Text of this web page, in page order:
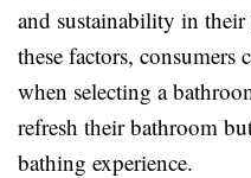
and sustainability in
these factors, consumers
when selecting a
refresh their bathroom
bathing experience.